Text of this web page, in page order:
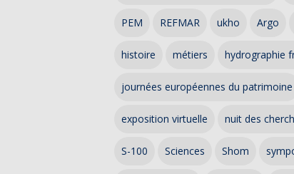
PEM REFMAR ukho Argo
histoire métiers hydrographie
journées européennes du patrimoine
exposition virtuelle nuit des
S-100 Sciences Shom